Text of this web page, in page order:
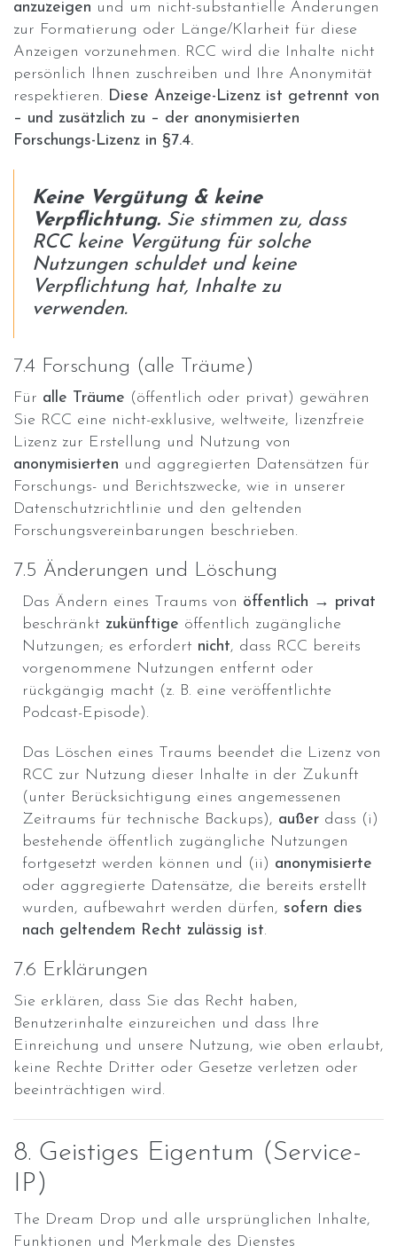
anzuzeigen und um nicht-substantielle Änderungen
zur Formatierung oder Länge/Klarheit für diese
Anzeigen vorzunehmen. RCC wird die Inhalte nicht
persönlich Ihnen zuschreiben und Ihre Anonymität
respektieren. Diese Anzeige-Lizenz ist getrennt von
– und zusätzlich zu – der anonymisierten
Forschungs-Lizenz in §7.4.
Keine Vergütung & keine
Verpflichtung. Sie stimmen zu, dass
RCC keine Vergütung für solche
Nutzungen schuldet und keine
Verpflichtung hat, Inhalte zu
verwenden.
7.4 Forschung (alle Träume)
Für alle Träume (öffentlich oder privat) gewähren
Sie RCC eine nicht-exklusive, weltweite, lizenzfreie
Lizenz zur Erstellung und Nutzung von
anonymisierten und aggregierten Datensätzen für
Forschungs- und Berichtszwecke, wie in unserer
Datenschutzrichtlinie und den geltenden
Forschungsvereinbarungen beschrieben.
7.5 Änderungen und Löschung
Das Ändern eines Traums von öffentlich → privat
beschränkt zukünftige öffentlich zugängliche
Nutzungen; es erfordert nicht, dass RCC bereits
vorgenommene Nutzungen entfernt oder
rückgängig macht (z. B. eine veröffentlichte
Podcast-Episode).
Das Löschen eines Traums beendet die Lizenz von
RCC zur Nutzung dieser Inhalte in der Zukunft
(unter Berücksichtigung eines angemessenen
Zeitraums für technische Backups), außer dass (i)
bestehende öffentlich zugängliche Nutzungen
fortgesetzt werden können und (ii) anonymisierte
oder aggregierte Datensätze, die bereits erstellt
wurden, aufbewahrt werden dürfen, sofern dies
nach geltendem Recht zulässig ist.
7.6 Erklärungen
Sie erklären, dass Sie das Recht haben,
Benutzerinhalte einzureichen und dass Ihre
Einreichung und unsere Nutzung, wie oben erlaubt,
keine Rechte Dritter oder Gesetze verletzen oder
beeinträchtigen wird.
8. Geistiges Eigentum (Service-
IP)
The Dream Drop und alle ursprünglichen Inhalte,
Funktionen und Merkmale des Dienstes